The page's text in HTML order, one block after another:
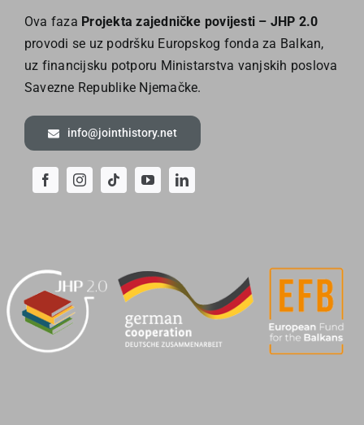
Ova faza Projekta zajedničke povijesti – JHP 2.0
provodi se uz podršku Europskog fonda za Balkan,
uz financijsku potporu Ministarstva vanjskih poslova
Savezne Republike Njemačke.
info@jointhistory.net